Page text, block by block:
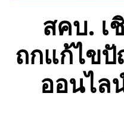
สคบ. เ
ถกแก้ไข
ออนไล